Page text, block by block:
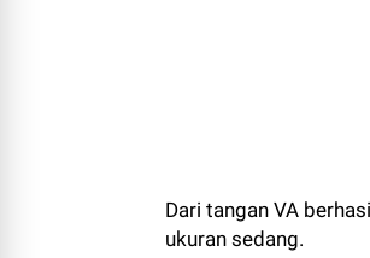
Dari tangan VA
ukuran sedang.